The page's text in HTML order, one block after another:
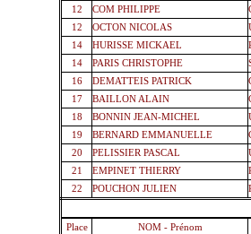
12
COM PHILIPPE
12
OCTON NICOLAS
14
HURISSE MICKAEL
14
PARIS CHRISTOPHE
16
DEMATTEIS PATRICK
17
BAILLON ALAIN
18
BONNIN JEAN-MICHEL
19
BERNARD EMMANUELLE
20
PELISSIER PASCAL
21
EMPINET THIERRY
22
POUCHON JULIEN
Place
NOM - Prénom